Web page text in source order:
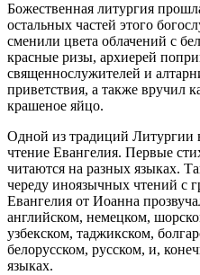
Божественная литургия
остальных частей этого
сменили цвета облачений с
красные ризы, архиерей
священнослужителей и
приветствия, а также
крашеное яйцо.
Одной из традиций Литургии
чтение Евангелия. Первые
читаются на разных языках.
череду иноязычных чтений с
Евангелия от Иоанна
английском, немецком,
узбекском, таджикском,
белорусском, русском, и,
языках.